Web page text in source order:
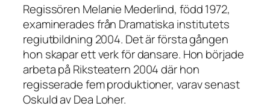
Regissören Melanie Mederlind, född 1972,
examinerades från Dramatiska institutets
regiutbildning 2004. Det är första gången
hon skapar ett verk för dansare. Hon började
arbeta på Riksteatern 2004 där hon
regisserade fem produktioner, varav senast
Oskuldav Dea Loher.